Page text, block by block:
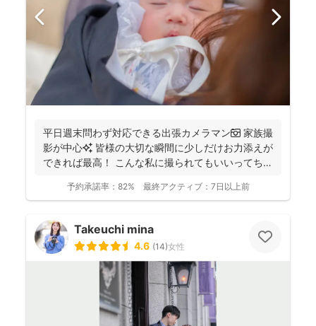
平日週末問わず対応できる出張カメラマン📷 家族撮
影が中心✨ 皆様の大切な瞬間に少しだけお力添えが
できれば最高！ こんな私に撮られてもいいってちら
予約承諾率： 82% 最終アクティブ： 7日以上前
Takeuchi mina
4.6 (14)女性